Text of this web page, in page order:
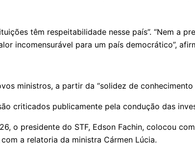
têm respeitabilidade nesse país”. “Nem a
incomensurável para um país democrático”,
ministros, a partir da “solidez de
criticados publicamente pela condução das
o presidente do STF, Edson Fachin, colocou
a relatoria da ministra Cármen Lúcia.